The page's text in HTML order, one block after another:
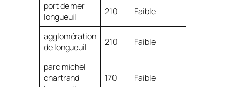
port de mer
longueuil
210 Faible
agglomération
de longueuil
210 Faible
parc michel
chartrand
170 Faible